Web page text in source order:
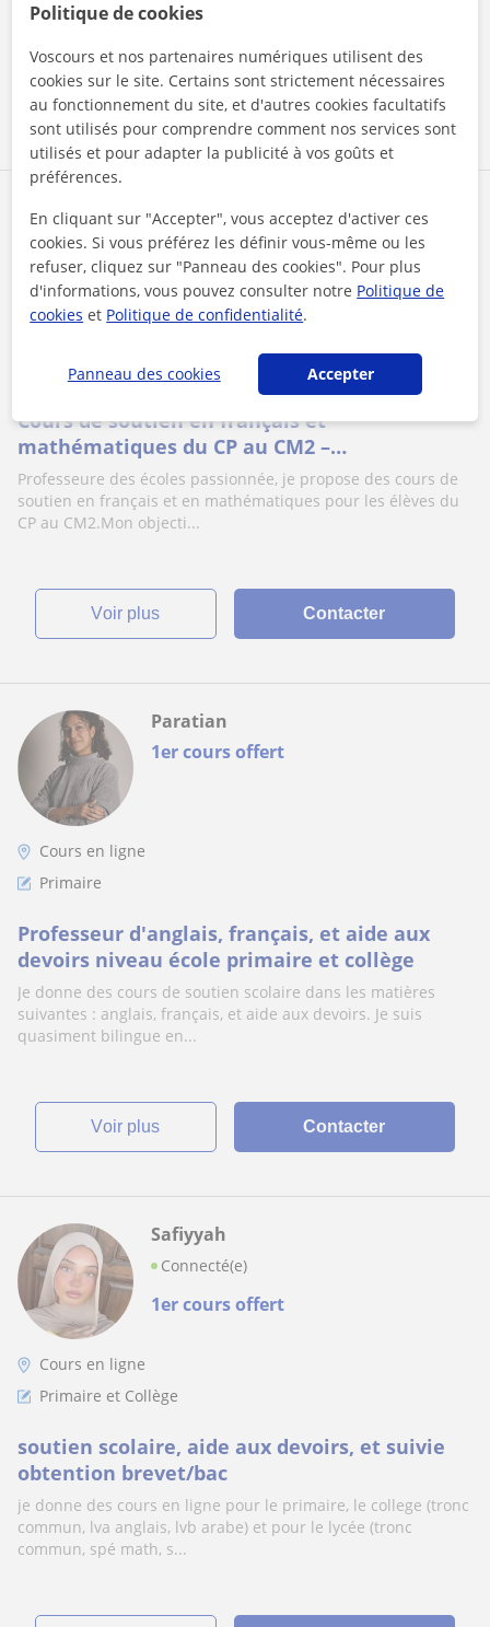
Mathématiques, Français, S...
voir plus Contacter
1er cours offert
Jacqueline
Primaire
Cours de soutien en français et
mathématiques du CP au CM2 –
Accompagnement personnalisé et motivant
Professeure des écoles passionnée, je propose des cours de
soutien en français et en mathématiques pour les élèves du
CP au CM2.Mon objecti...
voir plus Contacter
1er cours offert
Paratian
Cours en ligne
Primaire
Professeur d'anglais, français, et aide aux
devoirs niveau école primaire et collège
Je donne des cours de soutien scolaire dans les matières
suivantes : anglais, français, et aide aux devoirs. Je suis
quasiment bilingue en...
voir plus Contacter
1er cours offert
Safiyyah
Connecté(e)
Cours en ligne
Primaire et Collège
soutien scolaire, aide aux devoirs, et suivie
obtention brevet/bac
je donne des cours en ligne pour le primaire, le college (tronc
commun, lva anglais, lvb arabe) et pour le lycée (tronc
commun, spé math, s...
Politique de cookies
Voscours et nos partenaires numériques utilisent des
cookies sur le site. Certains sont strictement nécessaires
au fonctionnement du site, et d'autres cookies facultatifs
sont utilisés pour comprendre comment nos services sont
utilisés et pour adapter la publicité à vos goûts et
préférences.
En cliquant sur "Accepter", vous acceptez d'activer ces
cookies. Si vous préférez les définir vous-même ou les
refuser, cliquez sur "Panneau des cookies". Pour plus
d'informations, vous pouvez consulter notre Politique de
cookies et Politique de confidentialité.
Panneau des cookies Accepter